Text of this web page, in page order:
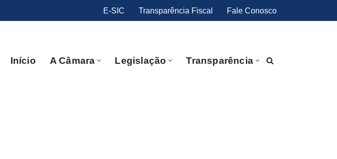
E-SIC Transparência Fiscal Fale Conosco
Início A Câmara Legislação Transparência